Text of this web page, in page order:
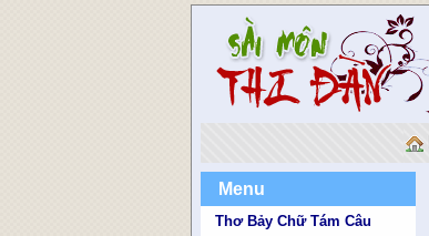
Menu
Thơ Bảy Chữ Tám Câu